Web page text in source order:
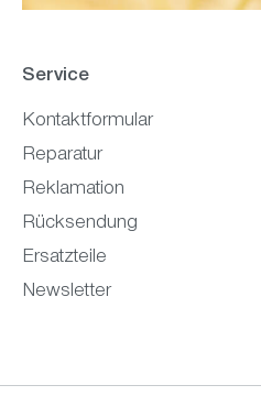
Service
Kontaktformular
Reparatur
Reklamation
Rücksendung
Ersatzteile
Newsletter